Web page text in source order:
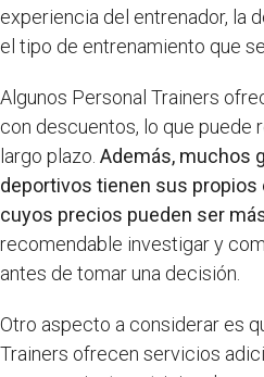
experiencia del entrenador, la
el tipo de entrenamiento que
Algunos Personal Trainers
con descuentos, lo que puede
largo plazo. Además, muchos
deportivos tienen sus
cuyos precios pueden ser
recomendable investigar y
antes de tomar una decisión.
Otro aspecto a considerar es
Trainers ofrecen servicios